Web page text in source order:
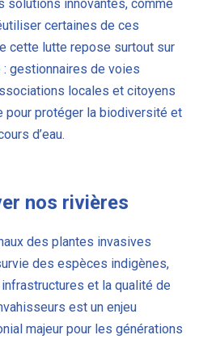
solutions innovantes, comme
certaines de ces
cette lutte repose surtout sur
gestionnaires de voies
locales et citoyens
pour protéger la biodiversité et
d’eau.
nos rivières
des plantes invasives
des espèces indigènes,
et la qualité de
est un enjeu
majeur pour les générations